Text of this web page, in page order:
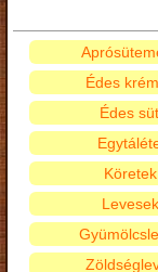
Édes
Édes
Köretek
Levesek